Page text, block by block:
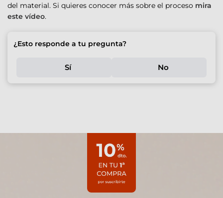
del material. Si quieres conocer más sobre el proceso mira
este vídeo.
¿Esto responde a tu pregunta?
Sí No